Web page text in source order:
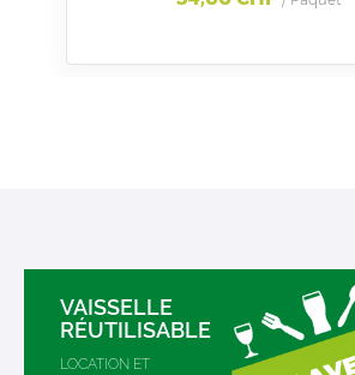
VAISSELLE
RÉUTILISABLE
LOCATION ET